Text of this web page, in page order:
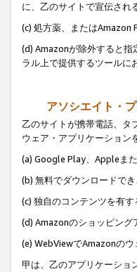
に、乙のサイトで宣伝され
(c) 処方薬、またはAmazon
(d) Amazonが除外すると
ラル上で提供するツールに
アソシエイト・
乙のサイトが携帯電話、タ
ウェア・アプリケーション
(a) Google Play、Appleま
(b) 無料でダウンロードで
(c) 独自のコンテンツを有す
(d) Amazonのショッピン
(e) WebViewでAmazonの
甲は、乙のアプリケーショ